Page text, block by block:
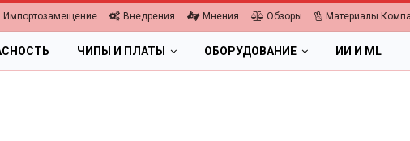
Импортозамещение Внедрения Мнения Обзоры Материалы
ЧИПЫ И ПЛАТЫ ОБОРУДОВАНИЕ ИИ И ML